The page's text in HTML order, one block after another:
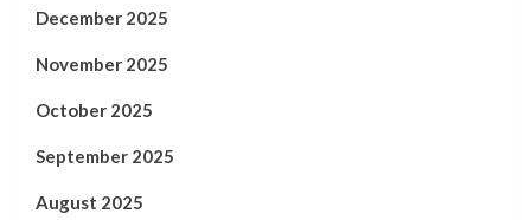
December 2025
November 2025
October 2025
September 2025
August 2025